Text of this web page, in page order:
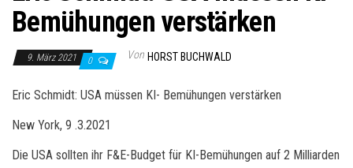
Bemühungen verstärken
9. März 2021 0 Von HORST BUCHWALD
Eric Schmidt: USA müssen KI- Bemühungen verstärken
New York, 9 .3.2021
Die USA sollten ihr F&E-Budget für KI-Bemühungen auf 2 Milliarden